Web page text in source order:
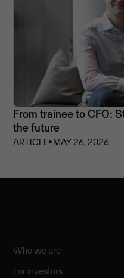
From trainee to CFO:
the future
ARTICLE⏵MAY 26, 2026
Who we are
For investors